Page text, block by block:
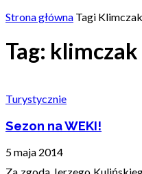
Strona główna Tagi Klimczak
Tag: klimczak
Turystycznie
Sezon na WEKI!
5 maja 2014